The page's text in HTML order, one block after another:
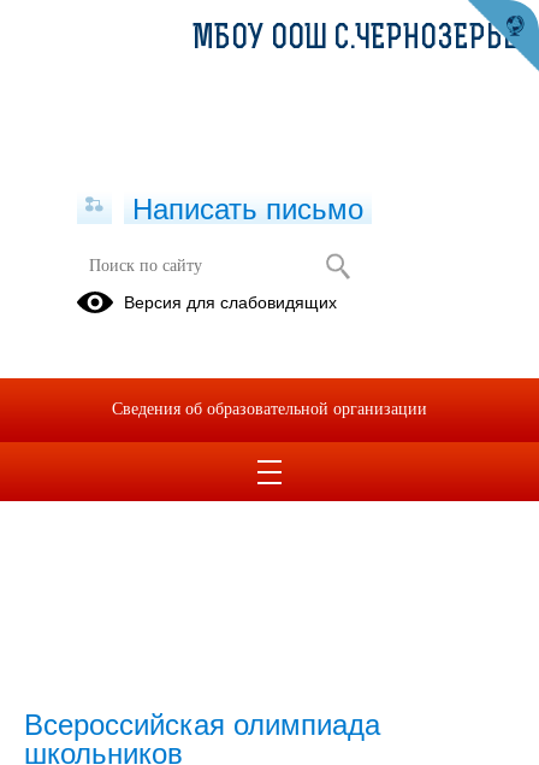
Всероссийская олимпиада
школьников
МБОУ ООШ С.ЧЕРНОЗЕРЬЕ
Написать письмо
Версия для слабовидящих
Сведения об образовательной организации